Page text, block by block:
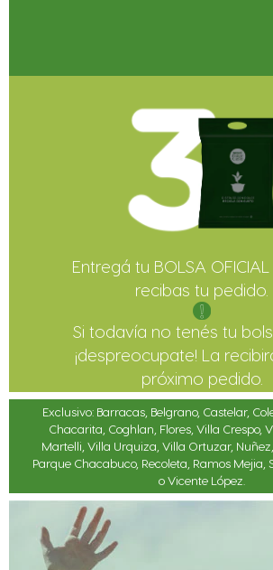
Entregá tu BOLSA
recibas tu pedido.
Si todavía no tenés tu
¡despreocupate! La
próximo pedido.
Exclusivo: Barracas, Belgrano, Castelar,
Chacarita, Coghlan, Flores, Villa Crespo,
Martelli, Villa Urquiza, Villa Ortuzar,
Parque Chacabuco, Recoleta, Ramos Mejia,
o Vicente López.